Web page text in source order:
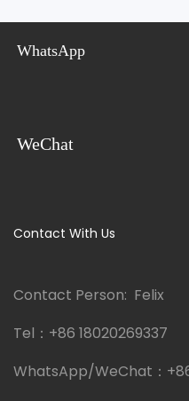
WhatsApp
WeChat
Contact With Us
Contact Person: Felix
Tel： +86 18020269337
WhatsApp/WeChat：